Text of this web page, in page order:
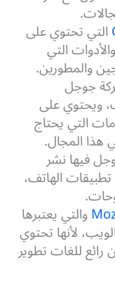
التي تحتوي على
التي
والمطورين.
جوجل
ويحتوي على
التي يحتاج
هذا المجال.
فيها نشر
الهاتف،
والتي يعتبرها
لأنها تحتوي
للغات تطوير